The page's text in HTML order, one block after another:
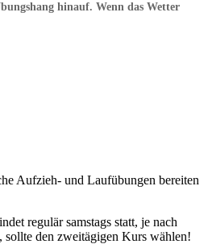
hinauf. Wenn das Wetter
Aufzieh- und Laufübungen bereiten
regulär samstags statt, je nach
sollte den zweitägigen Kurs wählen!